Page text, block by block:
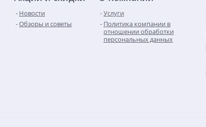
Новости
Обзоры и советы
Услуги
Политика компании в
отношении обработки
персональных данных